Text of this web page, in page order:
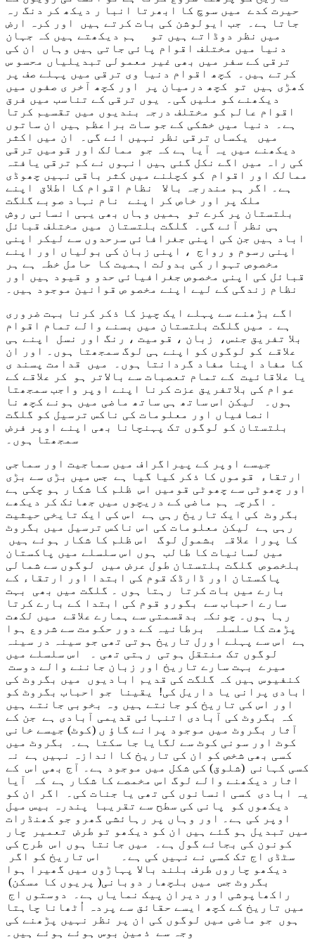
حیرت کدے میں سوچ کا ابھرتا انبا ر دیکھ کر دنگ رہ
جاتا ہے۔ جب ایولوشن کی بات کرتے ہیں اور کرہ ارض
میں نظر دوڈاتے ہیں تو ہم دیکھتے ہیں کہ جہان
دنیا میں مختلف اقوام پائی جاتی ہیں وہاں ان کی
ترقی کے سفر میں بھی غیر معمولی تبدیلیاں محسو س
کرتے ہیں۔ کچھ اقوام دنیا وی ترقی میں پہلے صف پر
کھڑی ہیں تو کچھ درمیان پر اور کچھ آخر ی صفوں میں
دیکھنے کو ملیں گی۔ یوں ترقی کے تناسب میں فرق
اقوام عالم کو مختلف درجہ بندیوں میں تقسیم کرتا
ہے۔ دنیا میں خشکی کے جو سات براعظم ہیں ان ساتوں
میں یکساں ترقی نظر نہیں ائے گی۔ ان میں اکثر
دیکھنے میں یہ آیا ہے کہ جو ممالک اور قومیں ترقی
کی راہ میں اگے نکل گئی ہیں انہوں نے کم ترقی یافتہ
ممالک اور اقوام کو کچلنے میں کثر باقی نہیں چھوڈی
ہے۔ اگر ہم مندرجہ بالا نظام اقوام کا اطلاق اپنے
ملک پر اور خاص کر اپنے نام نہاد صوبے گلگت
بلتستان پر کرے تو ہمیں وہاں بھی یہی انسانی روش
ہی نظر آئے گی۔ گلگت بلتستان میں مختلف قبائل
اباد ہیں جن کی اپنی جغرافائی سرحدوں سے لیکر اپنی
اپنی رسوم و رواج ، اپنی زبان کی بولیاں اور اپنے
مخصوص تہوار کی بدولت اہمیت کا حامل خطہ ہے ہر
قبائل کی اپنی مخصوص جغرافیائی حدو و قیود ہیں اور
نظام زندگی کے لیے اپنے مخصو ص قوانین موجود ہیں۔
اگے بڑھنے سے پہلے ایک چیز کا ذکر کرنا بہت ضروری
ہے ۔ میں گلگت بلتستان میں بسنے والے تمام اقوام
بلا تفریق جنس، زبان ، قومیت ، رنگ اور نسل اپنے ہی
علاقے کو لوگوں کو اپنے ہی لوگ سمجھتا ہوں۔ اور ان
کا مفاد اپنا مفاد گردانتا ہوں۔ میں قدامت پسند ی
یا علاقائیت کے تمام تعصبات سے بالاتر ہو کر علاقے کے
عوام کی بلاتفریق عزت کرنا اپنے اوپر واجب سمجھتا
ہوں۔ لیکن اس ساتھ ہی ساتھ ماضی میں ہونے کچھ نا
انصافیاں اور معلومات کی ناکس ترسیل کو گلگت
بلتستان کو لوگوں تک پہنچانا بھی اپنے اوپر فرض
سمجھتا ہوں۔
جیسے اوپر کے پیراگراف میں سماجیت اور سماجی
ارتقاء قوموں کا ذکر کیا گیا ہے جس میں بڑی سے بڑی
اور چھوٹی سے چھوٹی قومیں اس ظلم کا شکار ہو چکی ہے
۔ اگرچہ ہم ماضی کے دریچوں میں جھانک کر دیکھے
بگروٹ کی ایک تاریخ رہی ہے اس کی ایک تایخی حیثیت
رہی ہے لیکن معلومات کی اس ناکس ترسیل میں بگروٹ
کا پورا علاقہ بشمول لوگ اس ظلم کا شکار ہوئے ہیں
میں لسانیات کا طالب ہوں اس سلسلے میں پاکستان
بلخصوص گلگت بلتستان طول عرض میں لوگوں سے شمالی
پاکستان اور ڈارڈک قوم کی ابتدا اور ارتقاء کے
بارے میں بات کرتا رہتا ہوں ۔ گلگت میں بھی بہت
سارے احباب سے بگورو قوم کی ابتدا کے بارے کرتا
رہا ہوں۔ چونکہ بدقسمتی سے ہمارے علاقے میں لکھت
پڑھت کا سلسلہ برطانیہ کے دور حکومت سے شروع ہوا
ہے اس سے پہلے اورل تاریخ ہوتی تھی جو سینہ در سینہ
لوگوں تک منتقل ہوتی رہتی تھی ۔ اس سلسلے میں
میرے بہت سارے تاریخ اور زبان جاننے والے دوست
کنفیوس ہیں کہ گلگت کی قدیم ابادیوں میں بگروٹ کی
ابادی پرانی یا داریل کی! یقینا جو احباب بگروٹ کو
اور اس کی تاریخ کو جانتے ہیں وہ بخوبی جانتے ہیں
کہ بگروٹ کی آبادی اتنہائی قدیمی آبادی ہے جن کے
آثار بگروٹ میں موجود پرانے گاؤ ں (کوٹ) جیسے خانی
کوٹ اور سونی کوٹ سے لگایا جا سکتا ہے۔ بگروٹ میں
کسی بھی شخص کو ان کی تاریخ کا اندازہ نہیں ہے نہ
کسی کہانی (شلوق) کی شکل میں موجود ہے۔ آج بھی اس کے
اثار دیکھنے والے لوگ اس مخمصے کا شکار ہے کہ آیا
یہ ابادی کسی انسانوں کی تھی یا جنات کی۔ اگر ان کو
دیکھوں کو پانی کی سطح سے تقریبا پندرہ بیس میل
اوپر کی ہے۔ اور وہاں پر رہائشی گھرو جو کھنڈرات
میں تبدیل ہو گئے ہیں ان کو دیکھو تو طرض تعمیر چار
کونون کی بجائے گول ہے۔ میں جانتا ہوں اس طرح کی
سٹڈی اج تک کسی نے نہیں کی ہے۔ اس تاریخ کو اگر
دیکھو چاروں طرف بلند بالا پہاڑوں میں گھیرا ہوا
بگروٹ جس میں بلچھار دوبانی( پریوں کا مسکن)
راکھاپوشی اور دیران پیک نمایاں ہے۔ دوستوں اج
میں تاریخ کے کچھ ایسے حقائق سے پردہ اُٹھانا چاہتا
ہوں جو ماضی میں لوگوں کی ان پر نظر نہیں پڑھنے کی
وجہ سے ذمین بوس ہوئے ہوئے ہیں۔